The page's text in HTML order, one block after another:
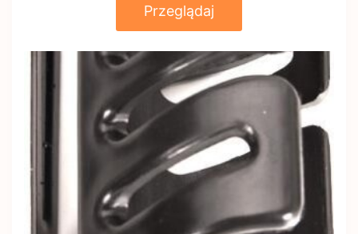
Przeglądaj